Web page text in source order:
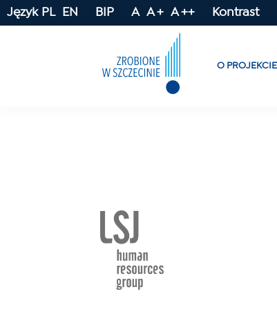
Język PL EN BIP A A + A ++ Kontrast
O PROJEKCIE